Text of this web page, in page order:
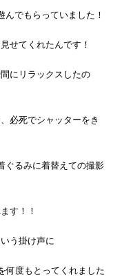
んでもらっていました！
せてくれたんです！
にリラックスしたの
必死でシャッターをき
ぐるみに着替えての撮影
す！！
う掛け声に
何度もとってくれました